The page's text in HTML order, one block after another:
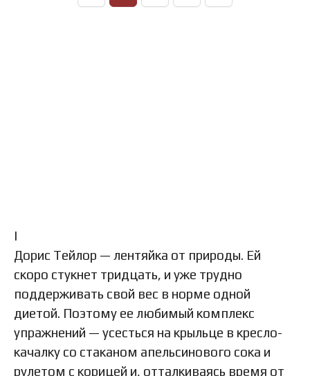
I
Дорис Тейлор — лентяйка от природы. Ей
скоро стукнет тридцать, и уже трудно
поддерживать свой вес в норме одной
диетой. Поэтому ее любимый комплекс
упражнений — усесться на крыльце в кресло-
качалку со стаканом апельсинового сока и
рулетом с корицей и, отталкиваясь время от